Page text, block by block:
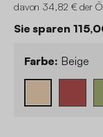
davon 34,82 € der
Sie sparen
Farbe: Beige